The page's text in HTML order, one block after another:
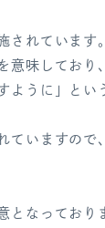
されています
意味しており
ように」とい
ていますので
となっており